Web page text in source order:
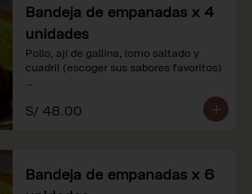
Bandeja de empanadas x 4
unidades
Pollo, ají de gallina, lomo saltado y
cuadril (escoger sus sabores favoritos)
*Nuestros precios están expresados en
soles e incluyen impuestos de ley y
S/ 48.00
Bandeja de empanadas x 6